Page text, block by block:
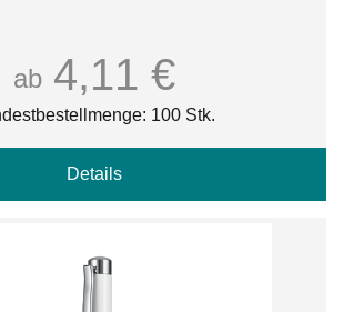
ab 4,11 €
100 Stk.
Details